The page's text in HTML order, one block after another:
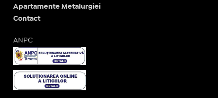
Apartamente Metalurgiei
Contact
ANPC